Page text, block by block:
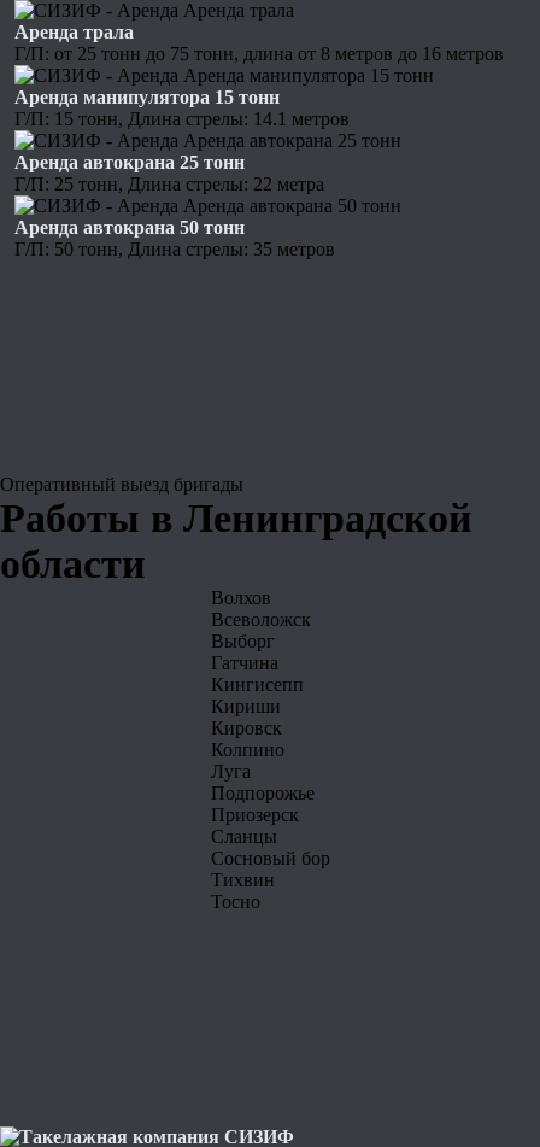
Аренда трала
Г/П: от 25 тонн до 75 тонн, длина от 8 метров до 16 метров
Аренда манипулятора 15 тонн
Г/П: 15 тонн, Длина стрелы: 14.1 метров
Аренда автокрана 25 тонн
Г/П: 25 тонн, Длина стрелы: 22 метра
Аренда автокрана 50 тонн
Г/П: 50 тонн, Длина стрелы: 35 метров
Оперативный выезд бригады
Работы в Ленинградской
области
Волхов
Всеволожск
Выборг
Гатчина
Кингисепп
Кириши
Кировск
Колпино
Луга
Подпорожье
Приозерск
Сланцы
Сосновый бор
Тихвин
Тосно